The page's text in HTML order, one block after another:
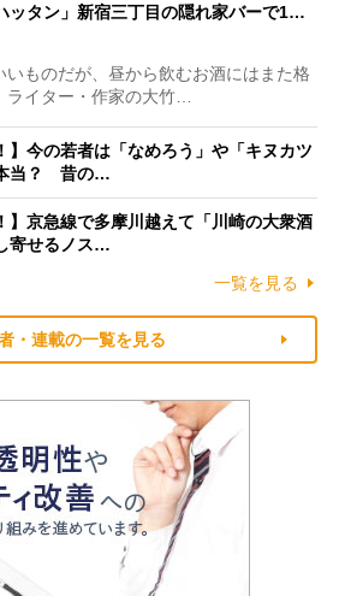
ッタン」新宿三丁目の隠れ家バーで1…
ものだが、昼から飲むお酒にはまた格
イター・作家の大竹…
】今の若者は「なめろう」や「キヌカツ
当？ 昔の…
】京急線で多摩川越えて「川崎の大衆酒
寄せるノス…
一覧を見る
・連載の一覧を見る